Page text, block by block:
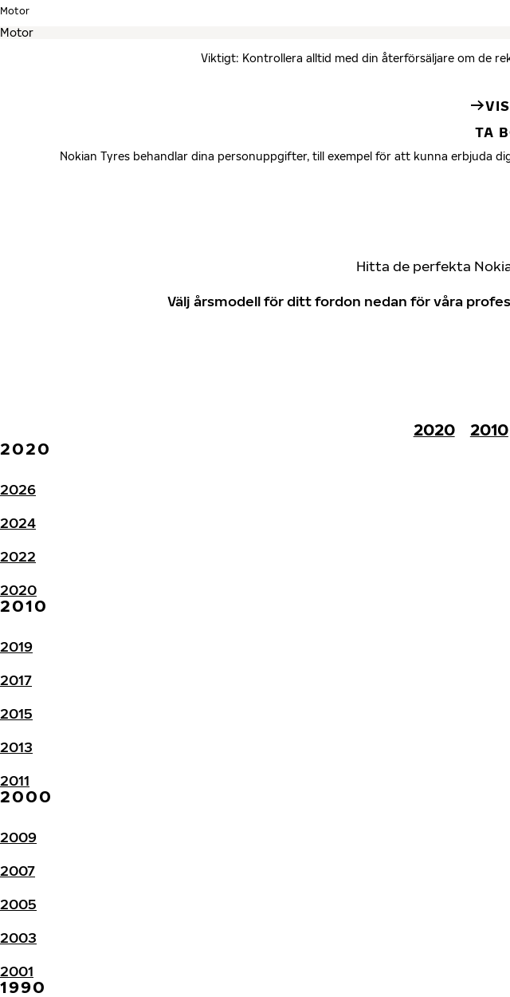
Motor
Viktigt: Kontrollera alltid med din återförsäljare om de
TA
Nokian Tyres behandlar dina personuppgifter, till exempel för att kunna erbjuda
Hitta de perfekta
Välj årsmodell för ditt fordon nedan för våra
2020 2010
2020
2026
2024
2022
2020
2010
2019
2017
2015
2013
2011
2000
2009
2007
2005
2003
2001
1990